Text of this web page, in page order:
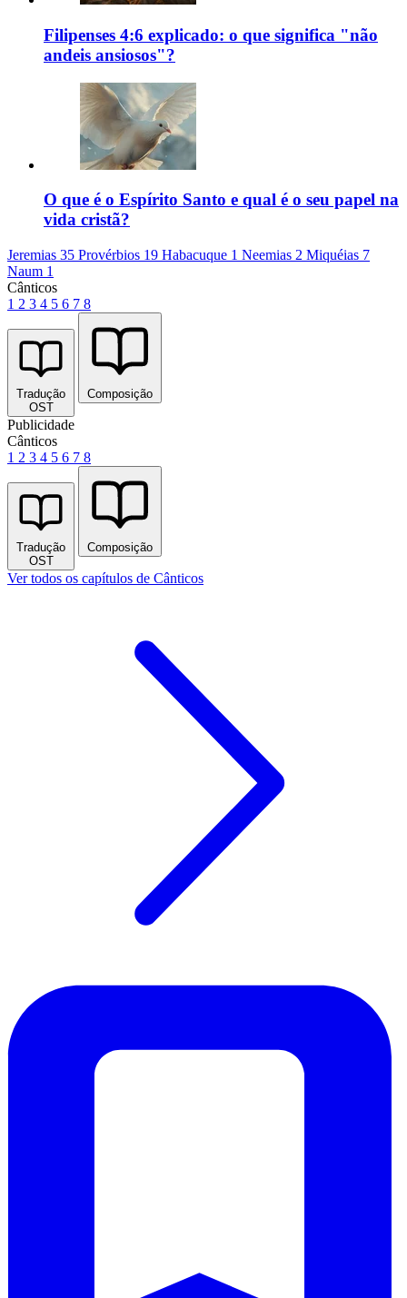
Filipenses 4:6 explicado: o que significa "não
andeis ansiosos"?
O que é o Espírito Santo e qual é o seu papel na
vida cristã?
Jeremias 35 Provérbios 19 Habacuque 1 Neemias 2 Miquéias 7
Naum 1
Cânticos
1 2 3 4 5 6 7 8
Tradução
OST
Composição
Publicidade
Cânticos
1 2 3 4 5 6 7 8
Tradução
OST
Composição
Ver todos os capítulos de Cânticos